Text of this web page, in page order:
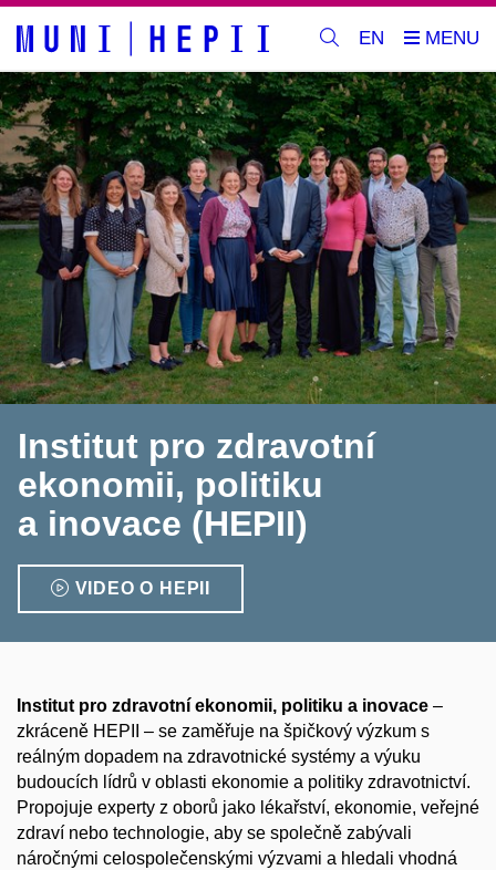
EN
Institut pro zdravotní
ekonomii, politiku
a inovace (HEPII)
VIDEO O HEPII
Institut pro zdravotní ekonomii, politiku a inovace –
zkráceně HEPII – se zaměřuje na špičkový výzkum s
reálným dopadem na zdravotnické systémy a výuku
budoucích lídrů v oblasti ekonomie a politiky zdravotnictví.
Propojuje experty z oborů jako lékařství, ekonomie, veřejné
zdraví nebo technologie, aby se společně zabývali
náročnými celospolečenskými výzvami a hledali vhodná